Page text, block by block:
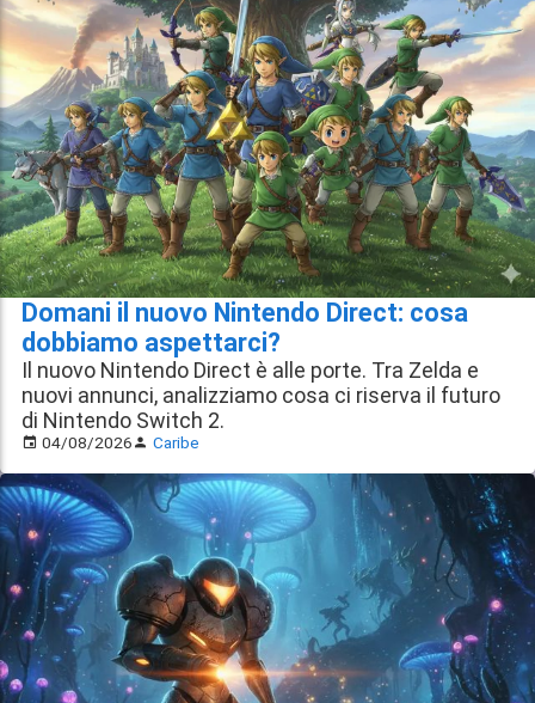
Domani il nuovo Nintendo Direct: cosa
dobbiamo aspettarci?
Il nuovo Nintendo Direct è alle porte. Tra Zelda e
nuovi annunci, analizziamo cosa ci riserva il futuro
di Nintendo Switch 2.
04/08/2026 Caribe